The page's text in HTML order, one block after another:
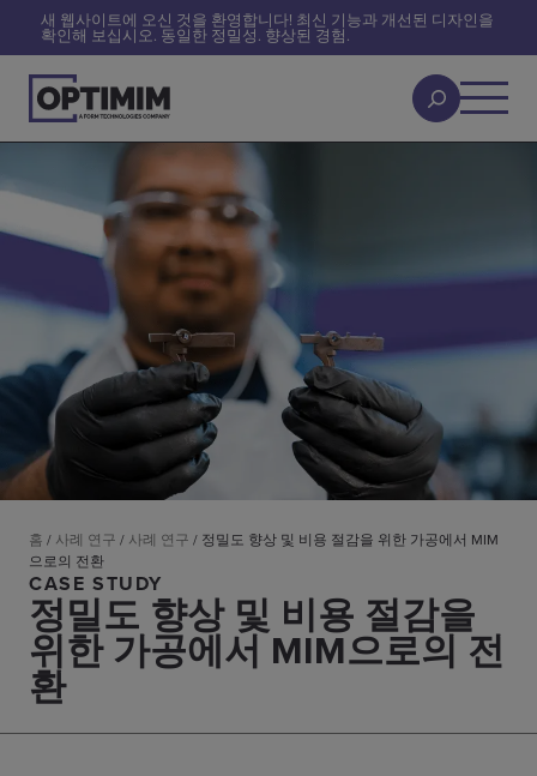
새 웹사이트에 오신 것을 환영합니다! 최신 기능과 개선된 디자인을
확인해 보십시오. 동일한 정밀성. 향상된 경험.
홈 / 사례 연구 / 사례 연구 / 정밀도 향상 및 비용 절감을 위한 가공에서 MIM
으로의 전환
CASE STUDY
정밀도 향상 및 비용 절감을
위한 가공에서 MIM으로의 전
환